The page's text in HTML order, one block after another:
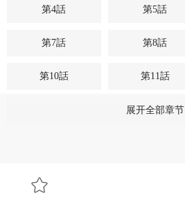
第4話 第5話
第7話 第8話
第10話 第11話
第14話
第19話
展开全部章节